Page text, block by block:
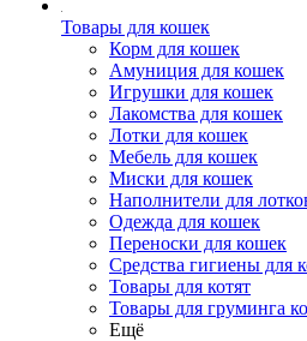
Товары для кошек
Корм для кошек
Амуниция для кошек
Игрушки для кошек
Лакомства для кошек
Лотки для кошек
Мебель для кошек
Миски для кошек
Наполнители для
Одежда для кошек
Переноски для кошек
Средства гигиены для
Товары для котят
Товары для груминга
Ещё